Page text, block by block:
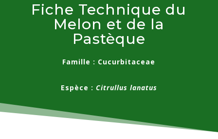
Fiche Technique du
Melon et de la
Pastèque
Famille : Cucurbitaceae
Espèce : Citrullus lanatus